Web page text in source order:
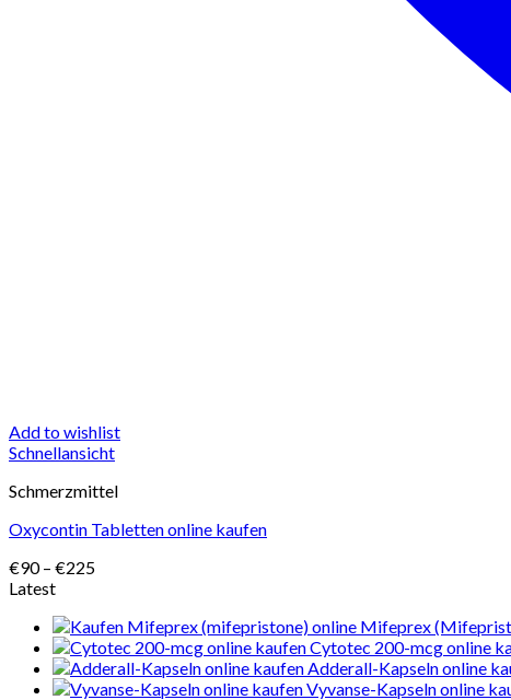
Add to wishlist
Schnellansicht
Schmerzmittel
Oxycontin Tabletten online kaufen
€90 – €225Preisspanne:
€225
Latest
Mifeprex
Cytotec 200-mcg online
Adderall-Kapseln online
Vyvanse-Kapseln online